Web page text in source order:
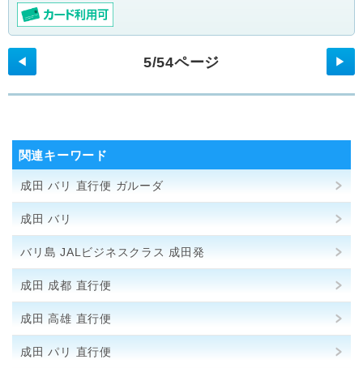
◀ 5/54ページ ▶
関連キーワード
成田 バリ 直行便 ガルーダ
成田 バリ
バリ島 JALビジネスクラス 成田発
成田 成都 直行便
成田 高雄 直行便
成田 パリ 直行便